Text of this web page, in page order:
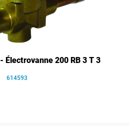
Électrovanne 200 RB 3 T 3
614593